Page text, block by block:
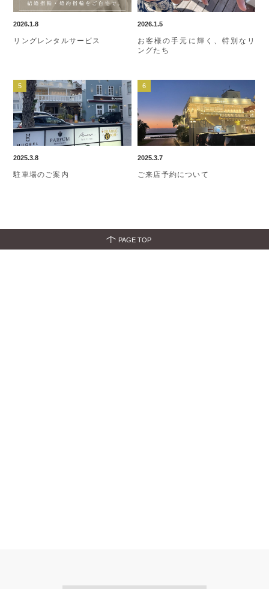
2026.1.8
リングレンタルサービス
2026.1.5
お客様の手元に輝く、特別なリ
ングたち
2025.3.8
駐車場のご案内
2025.3.7
ご来店予約について
PAGE TOP